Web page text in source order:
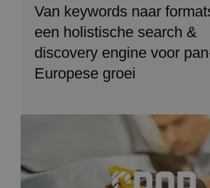
Van keywords naar
een holistische search &
discovery engine voor
Europese groei